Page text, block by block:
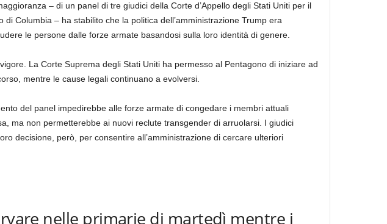
– di un panel di tre giudici della Corte d’Appello degli Stati Uniti per il
di Columbia – ha stabilito che la politica dell’amministrazione Trump era
le persone dalle forze armate basandosi sulla loro identità di genere.
La Corte Suprema degli Stati Uniti ha permesso al Pentagono di iniziare ad
mentre le cause legali continuano a evolversi.
del panel impedirebbe alle forze armate di congedare i membri attuali
ma non permetterebbe ai nuovi reclute transgender di arruolarsi. I giudici
decisione, però, per consentire all’amministrazione di cercare ulteriori
nelle primarie di martedì mentre i